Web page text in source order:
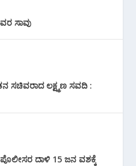
ಸಾವು
ಸಚಿವರಾದ ಲಕ್ಷ್ಮಣ ಸವದಿ :
ದಾಳಿ 15 ಜನ ವಶಕ್ಕೆ